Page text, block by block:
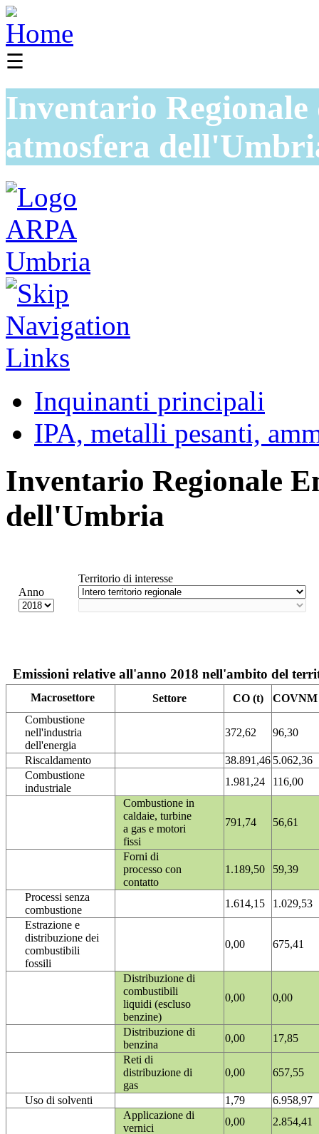
☰
Inventario
atmosfera
Inquinanti principali
IPA, metalli pesanti,
Inventario Regionale
dell'Umbria
Anno
Territorio di interesse
Emissioni relative all'anno 2018 nell'ambito del
Macrosettore Settore CO (t)
COVNM
Combustione
nell'industria
dell'energia
372,62 96,30
Riscaldamento 38.891,46 5.062,36
Combustione
industriale
1.981,24
116,00
Combustione in
caldaie, turbine
a gas e motori
fissi
791,74 56,61
Forni di
processo con
contatto
1.189,50 59,39
Processi senza
combustione
1.614,15
1.029,53
Estrazione e
distribuzione dei
combustibili
fossili
0,00 675,41
Distribuzione di
combustibili
liquidi (escluso
benzine)
0,00 0,00
Distribuzione di
benzina
0,00
17,85
Reti di
distribuzione di
gas
0,00 657,55
Uso di solventi 1,79
6.958,97
Applicazione di
vernici
0,00
2.854,41